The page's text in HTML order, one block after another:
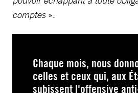
comptes ».
Chaque mois, nous
celles et ceux qui, aux
subissent l'offensive